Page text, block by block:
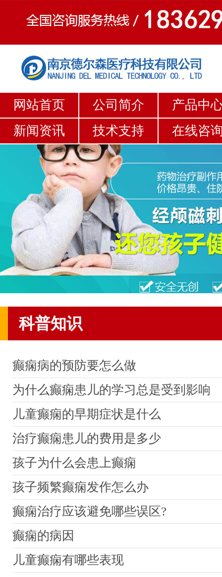
网站首页 公司简介
产品中
新闻资讯
技术支持 在线咨
科普知识
癫痫病的预防要怎么做
为什么癫痫患儿的学习总是受到影响
儿童癫痫的早期症状是什么
治疗癫痫患儿的费用是多少
孩子为什么会患上癫痫
孩子频繁癫痫发作怎么办
癫痫治疗应该避免哪些误区?
癫痫的病因
儿童癫痫有哪些表现